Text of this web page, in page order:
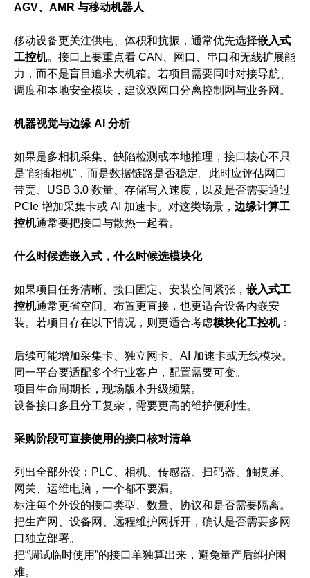
AGV、AMR 与移动机器人
移动设备更关注供电、体积和抗振，通常优先选择嵌入式
工控机。接口上要重点看 CAN、网口、串口和无线扩展能
力，而不是盲目追求大机箱。若项目需要同时对接导航、
调度和本地安全模块，建议双网口分离控制网与业务网。
机器视觉与边缘 AI 分析
如果是多相机采集、缺陷检测或本地推理，接口核心不只
是“能插相机”，而是数据链路是否稳定。此时应评估网口
带宽、USB 3.0 数量、存储写入速度，以及是否需要通过
PCIe 增加采集卡或 AI 加速卡。对这类场景， 边缘计算工
控机通常要把接口与散热一起看。
什么时候选嵌入式，什么时候选模块化
如果项目任务清晰、接口固定、安装空间紧张， 嵌入式工
控机通常更省空间、布置更直接，也更适合设备内嵌安
装。若项目存在以下情况，则更适合考虑模块化工控机：
后续可能增加采集卡、独立网卡、AI 加速卡或无线模块。
同一平台要适配多个行业客户，配置需要可变。
项目生命周期长，现场版本升级频繁。
设备接口多且分工复杂，需要更高的维护便利性。
采购阶段可直接使用的接口核对清单
列出全部外设：PLC、相机、传感器、扫码器、触摸屏、
网关、运维电脑，一个都不要漏。
标注每个外设的接口类型、数量、协议和是否需要隔离。
把生产网、设备网、远程维护网拆开，确认是否需要多网
口独立部署。
把“调试临时使用”的接口单独算出来，避免量产后维护困
难。